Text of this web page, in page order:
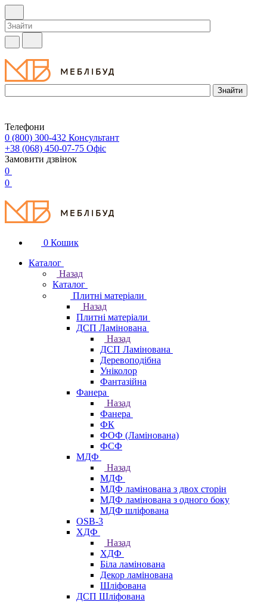
Телефони
0 (800) 300-432 Консультант
+38 (068) 450-07-75 Офіс
Замовити дзвінок
0
0
0 Кошик
Каталог
Назад
Каталог
Плитні матеріали
Назад
Плитні матеріали
ДСП Ламінована
Назад
ДСП Ламінована
Деревоподібна
Уніколор
Фантазійна
Фанера
Назад
Фанера
ФК
ФОФ (Ламінована)
ФСФ
МДФ
Назад
МДФ
МДФ ламінована з двох сторін
МДФ ламінована з одного боку
МДФ шліфована
OSB-3
ХДФ
Назад
ХДФ
Біла ламінована
Декор ламінована
Шліфована
ДСП Шліфована